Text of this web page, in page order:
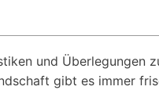
und Überlegungen
gibt es immer